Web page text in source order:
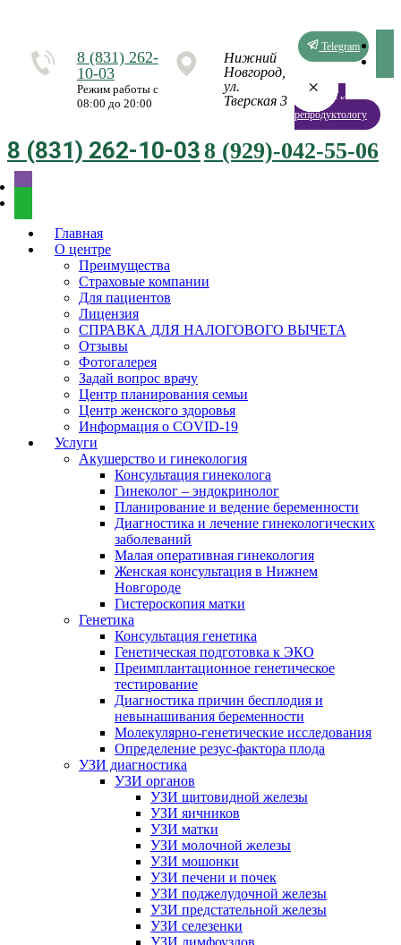
8 (831) 262-
10-03
Режим работы с
08:00 до 20:00
Нижний
Новгород,
ул.
Тверская 3
Telegram
Запись к
репродуктологу
8 (831) 262-10-038 (929)-042-55-06
Главная
О центре
Преимущества
Страховые компании
Для пациентов
Лицензия
СПРАВКА ДЛЯ НАЛОГОВОГО ВЫЧЕТА
Отзывы
Фотогалерея
Задай вопрос врачу
Центр планирования семьи
Центр женского здоровья
Информация о COVID-19
Услуги
Акушерство и гинекология
Консультация гинеколога
Гинеколог – эндокринолог
Планирование и ведение беременности
Диагностика и лечение гинекологических
заболеваний
Малая оперативная гинекология
Женская консультация в Нижнем
Новгороде
Гистероскопия матки
Генетика
Консультация генетика
Генетическая подготовка к ЭКО
Преимплантационное генетическое
тестирование
Диагностика причин бесплодия и
невынашивания беременности
Молекулярно-генетические исследования
Определение резус-фактора плода
УЗИ диагностика
УЗИ органов
УЗИ щитовидной железы
УЗИ яичников
УЗИ матки
УЗИ молочной железы
УЗИ мошонки
УЗИ печени и почек
УЗИ поджелудочной железы
УЗИ предстательной железы
УЗИ селезенки
УЗИ лимфоузлов
×
×
×
×
×
×
×
×